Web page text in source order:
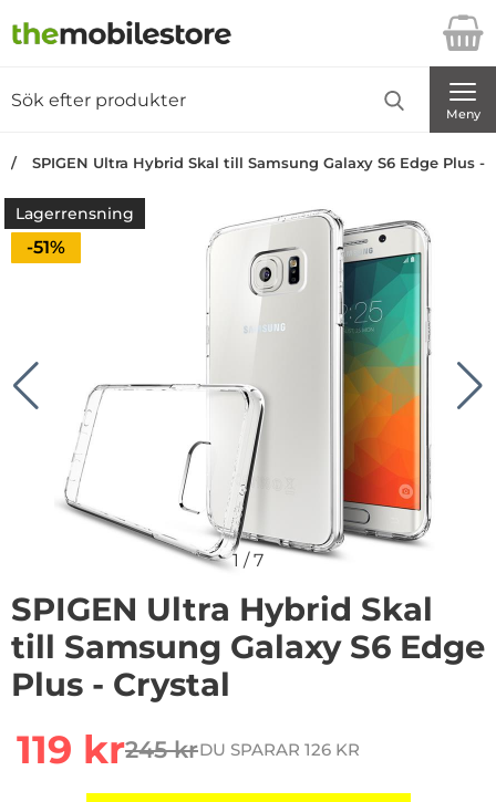
Startsidan för Danira Telecom AB
Meny
SPIGEN Ultra Hybrid Skal till Samsung Galaxy S6 Edge Plus -
Lagerrensning
Priset är nedsatt med
-51%
1 /7
SPIGEN Ultra Hybrid Skal
till Samsung Galaxy S6 Edge
Plus - Crystal
rea pris
119 krtidigare pris
245 krDU SPARAR 126 KR